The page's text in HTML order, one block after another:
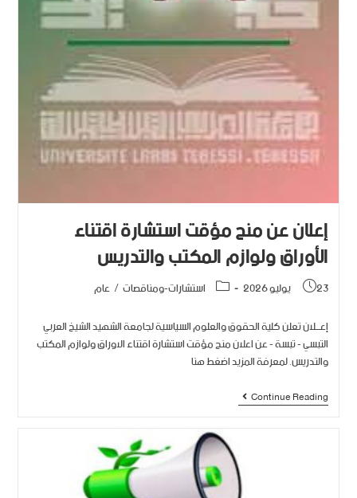
إعلان عن منح مؤقت استشارة اقتناء
الأوراق ولوازم المكتب والتدريس
23 يوليو 2026 استشارات-ومناقصات/عام
إعـــلان تعلن كلية الحقوق والعلوم السياسية لجامعة الشهيد الشيخ العربي
التبسي - تبسة - عن اعلان منح مؤقت استشارة اقتناء الاوراق ولوازم المكتب
والتدريس. لمعرفة المزيد اضغط هنا
Continue Reading